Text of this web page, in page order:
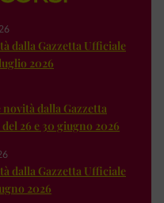
dalla Gazzetta Ufficiale
2026
dalla Gazzetta
26 e 30 giugno 2026
dalla Gazzetta Ufficiale
2026